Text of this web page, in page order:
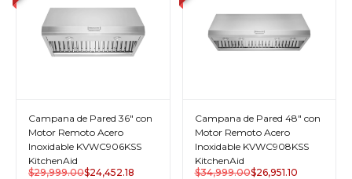
Campana de Pared 36" con
Motor Remoto Acero
Inoxidable KVWC906KSS
KitchenAid
$29,999.00$24,452.18
Campana de Pared 48" con
Motor Remoto Acero
Inoxidable KVWC908KSS
KitchenAid
$34,999.00$26,951.10